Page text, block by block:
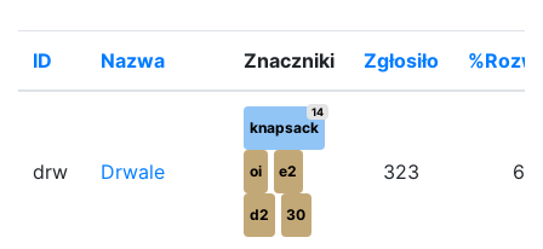
ID Nazwa Znaczniki Zgłosiło
drw Drwale
knapsack
14
oi e2
d2 30
323